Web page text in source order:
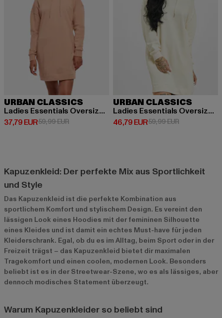
URBAN CLASSICS
Ladies Essentials Oversized Terry
37,79 EUR
Derzeitiger Preis: 37,79 EUR
59,99 EURAktionspreis: 59,99 EUR
URBAN CLASSICS
Ladies Essentials Oversized Terry
46,79 EUR
Derzeitiger Preis: 46,79 EUR
59,99 EURAktionspreis:
Kapuzenkleid: Der perfekte Mix aus Sportlichkeit
und Style
Das Kapuzenkleid ist die perfekte Kombination aus
sportlichem Komfort und stylischem Design. Es vereint den
lässigen Look eines Hoodies mit der femininen Silhouette
eines Kleides und ist damit ein echtes Must-have für jeden
Kleiderschrank. Egal, ob du es im Alltag, beim Sport oder in der
Freizeit trägst – das Kapuzenkleid bietet dir maximalen
Tragekomfort und einen coolen, modernen Look. Besonders
beliebt ist es in der Streetwear-Szene, wo es als lässiges, aber
dennoch modisches Statement überzeugt.
Warum Kapuzenkleider so beliebt sind